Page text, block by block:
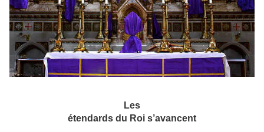
Les
étendards du Roi s’avancent